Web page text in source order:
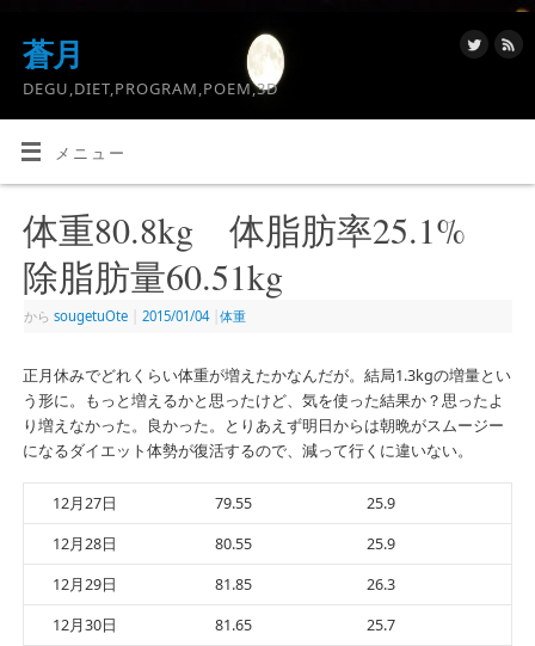
蒼月
DEGU,DIET,PROGRAM,POEM,3D
メニュー
体重80.8kg 体脂肪率25.1%
除脂肪量60.51kg
から sougetuOte 2015/01/04 体重
正月休みでどれくらい体重が増えたかなんだが。結局1.3kgの増量とい
う形に。もっと増えるかと思ったけど、気を使った結果か？思ったよ
り増えなかった。良かった。とりあえず明日からは朝晩がスムージー
になるダイエット体勢が復活するので、減って行くに違いない。
12月27日 79.55
25.9
12月28日
80.55
25.9
12月29日
81.85
26.3
12月30日
81.65
25.7